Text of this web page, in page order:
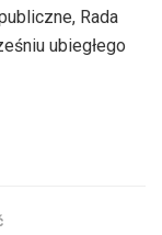
Rada
ubiegłego